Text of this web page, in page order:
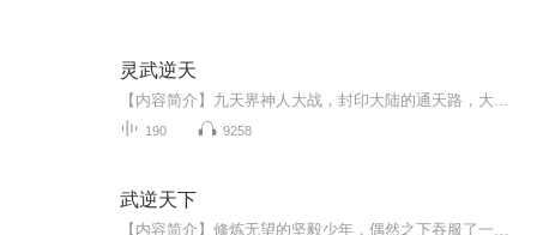
灵武逆天
190 9258
武逆天下